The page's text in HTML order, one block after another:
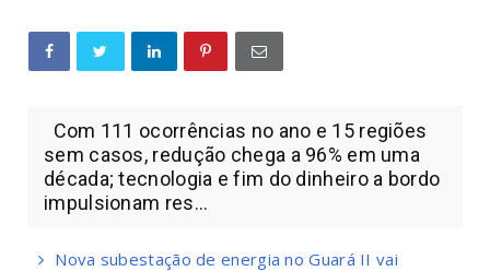
Com 111 ocorrências no ano e 15 regiões
sem casos, redução chega a 96% em uma
década; tecnologia e fim do dinheiro a bordo
impulsionam res...
Nova subestação de energia no Guará II vai